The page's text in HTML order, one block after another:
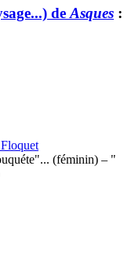
de Asques :
(féminin) – "